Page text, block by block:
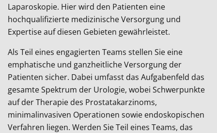
Laparoskopie. Hier wird den Patienten eine
hochqualifizierte medizinische Versorgung und
Expertise auf diesen Gebieten gewährleistet.
Als Teil eines engagierten Teams stellen Sie eine
emphatische und ganzheitliche Versorgung der
Patienten sicher. Dabei umfasst das Aufgabenfeld das
gesamte Spektrum der Urologie, wobei Schwerpunkte
auf der Therapie des Prostatakarzinoms,
minimalinvasiven Operationen sowie endoskopischen
Verfahren liegen. Werden Sie Teil eines Teams, das